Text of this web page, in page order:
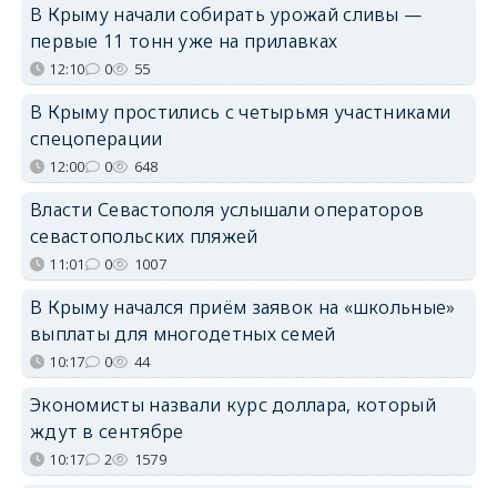
В Крыму начали собирать урожай сливы —
первые 11 тонн уже на прилавках
12:10 0 55
В Крыму простились с четырьмя участниками
спецоперации
12:00 0 648
Власти Севастополя услышали операторов
севастопольских пляжей
11:01 0 1007
В Крыму начался приём заявок на «школьные»
выплаты для многодетных семей
10:17 0 44
Экономисты назвали курс доллара, который
ждут в сентябре
10:17 2 1579